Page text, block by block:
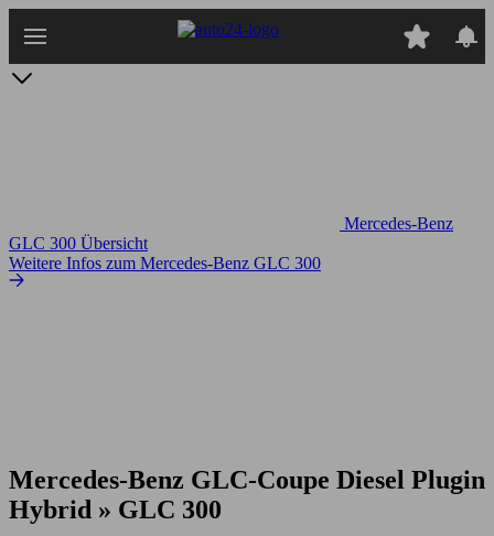
Hauptinhalt
Mercedes-Benz
GLC 300 Übersicht
Weitere Infos zum Mercedes-Benz GLC 300
Mercedes-Benz GLC-Coupe Diesel Plugin
Hybrid » GLC 300